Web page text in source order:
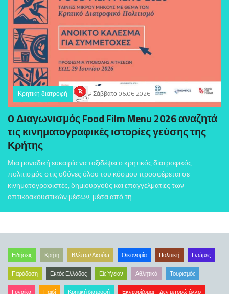
Κρητική διατροφή Σάββατο 06.06.2026
O Διαγωνισμός Food Film Menu 2026 αναζητά
τις κινηματογραφικές ιστορίες γεύσης της
Κρήτης
Μια μοναδική ευκαιρία να ταξιδέψει ο κρητικός διατροφικός
πολιτισμός στις οθόνες όλου του κόσμου προσφέρεται σε
κινηματογραφιστές, δημιουργούς και επαγγελματίες των
οπτικοακουστικών μέσων, μέσα από τη
Ειδήσεις Κρήτη Βλέπω/Ακούω Οικονομία Πολιτική Γνώμες
Παράδοση Εκτός Ελλάδος Είς Υγείαν Αθλητικά Τουρισμός
Γυναίκα Παιδί Κρητική διατροφή Εκνευρίζομαι – Δεν μπορώ άλλο